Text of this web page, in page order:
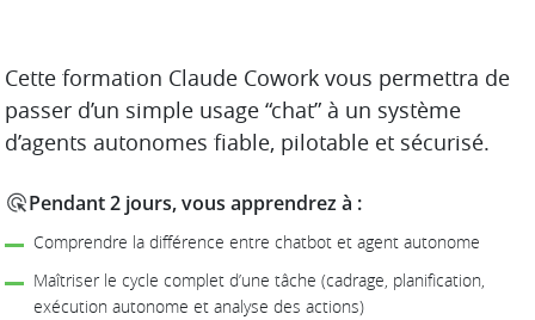
DESCRIPTION
Cette formation Claude Cowork vous permettra de
passer d’un simple usage “chat” à un système
d’agents autonomes fiable, pilotable et sécurisé.
Pendant 2 jours, vous apprendrez à :
Comprendre la différence entre chatbot et agent autonome
Maîtriser le cycle complet d’une tâche (cadrage, planification,
exécution autonome et analyse des actions)